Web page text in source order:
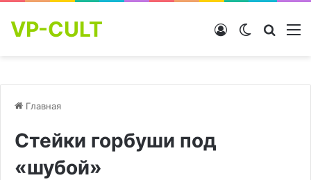
VP-CULT Switch skin
Войти
Главная
Стейки горбуши под
«шубой»